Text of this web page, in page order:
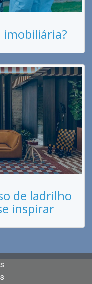
imobiliária?
de ladrilho
inspirar